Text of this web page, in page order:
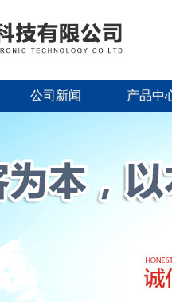
公司新闻 产品中